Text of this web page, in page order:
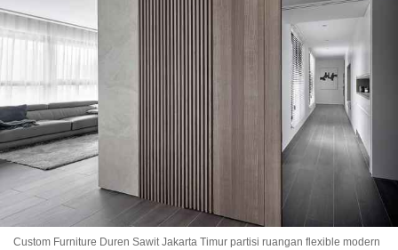
Custom Furniture Duren Sawit Jakarta Timur partisi ruangan flexible modern